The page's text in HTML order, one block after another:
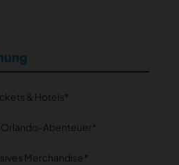
& Hotels
Orlando-Abenteuer
Merchandise